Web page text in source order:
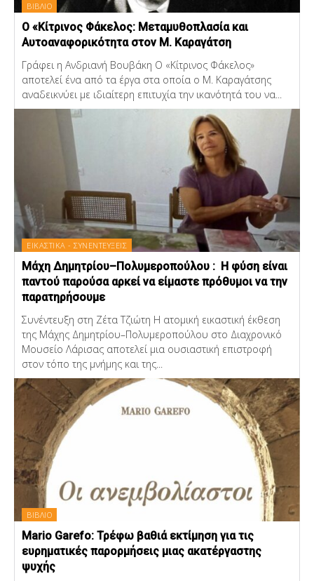
ΒΙΒΛΙΟ
Ο «Κίτρινος Φάκελος: Μεταμυθοπλασία και
Αυτοαναφορικότητα στον Μ. Καραγάτση
Γράφει η Ανδριανή Βουβάκη Ο «Κίτρινος Φάκελος»
αποτελεί ένα από τα έργα στα οποία ο Μ. Καραγάτσης
αναδεικνύει με ιδιαίτερη επιτυχία την ικανότητά του να...
ΕΙΚΑΣΤΙΚΑ - ΣΥΝΕΝΤΕΥΞΕΙΣ
Μάχη Δημητρίου–Πολυμεροπούλου : Η φύση είναι
παντού παρούσα αρκεί να είμαστε πρόθυμοι να την
παρατηρήσουμε
Συνέντευξη στη Ζέτα Τζιώτη Η ατομική εικαστική έκθεση
της Μάχης Δημητρίου–Πολυμεροπούλου στο Διαχρονικό
Μουσείο Λάρισας αποτελεί μια ουσιαστική επιστροφή
στον τόπο της μνήμης και της...
ΒΙΒΛΙΟ
Mario Garefo: Τρέφω βαθιά εκτίμηση για τις
ευρηματικές παρορμήσεις μιας ακατέργαστης
ψυχής